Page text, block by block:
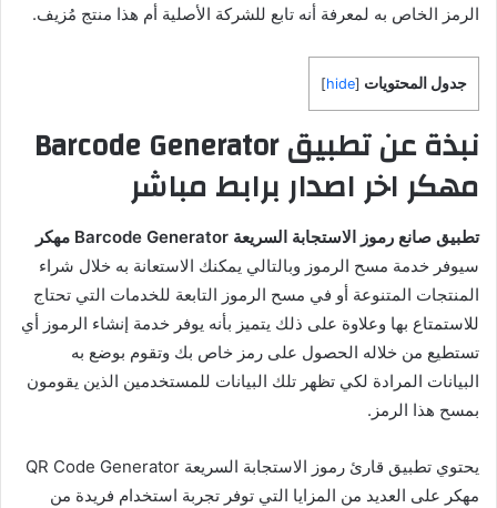
الرمز الخاص به لمعرفة أنه تابع للشركة الأصلية أم هذا منتج مُزيف.
جدول المحتويات [
hide
]
نبذة عن تطبيق Barcode Generator
مهكر اخر اصدار برابط مباشر
تطبيق صانع رموز الاستجابة السريعة Barcode Generator مهكر
سيوفر خدمة مسح الرموز وبالتالي يمكنك الاستعانة به خلال شراء
المنتجات المتنوعة أو في مسح الرموز التابعة للخدمات التي تحتاج
للاستمتاع بها وعلاوة على ذلك يتميز بأنه يوفر خدمة إنشاء الرموز أي
تستطيع من خلاله الحصول على رمز خاص بك وتقوم بوضع به
البيانات المرادة لكي تظهر تلك البيانات للمستخدمين الذين يقومون
بمسح هذا الرمز.
يحتوي تطبيق قارئ رموز الاستجابة السريعة QR Code Generator
مهكر على العديد من المزايا التي توفر تجربة استخدام فريدة من